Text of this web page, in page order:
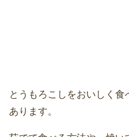
とうもろこしをおいしく
あります。